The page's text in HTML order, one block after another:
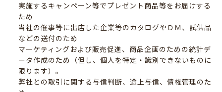
実施するキャンペーン等でプレゼント商品等をお届けする
ため
当社の催事等に出店した企業等のカタログやＤＭ、試供品
などの送付のため
マーケティングおよび販売促進、商品企画のための統計デ
ータ作成のため（但し、個人を特定・識別できないものに
限ります）。
弊社との取引に関する与信判断、途上与信、債権管理のた